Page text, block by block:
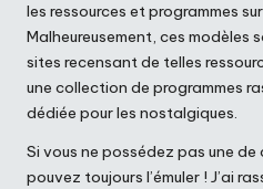
les ressources et programmes
Malheureusement, ces modèles
sites recensant de telles
une collection de programmes
dédiée pour les nostalgiques.
Si vous ne possédez pas une
pouvez toujours l’émuler ! J’ai